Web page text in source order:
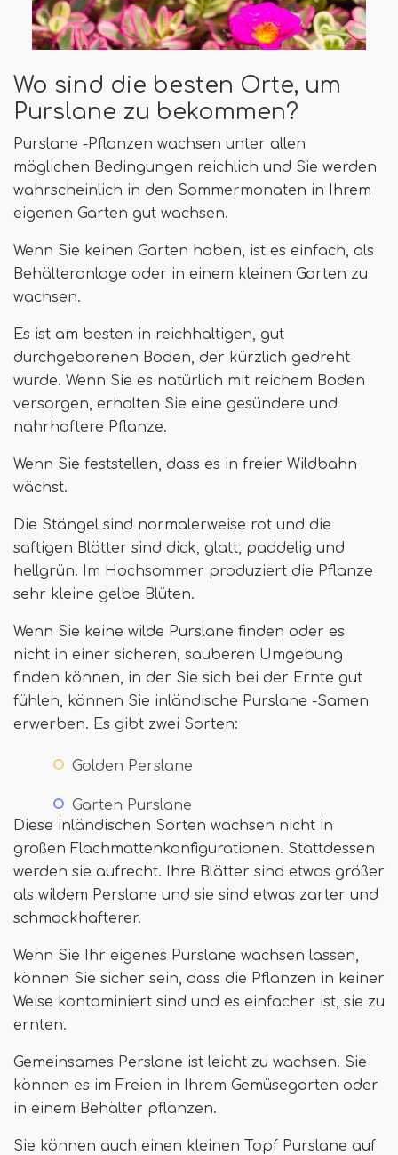
Wo sind die besten Orte, um
Purslane zu bekommen?
Purslane -Pflanzen wachsen unter allen
möglichen Bedingungen reichlich und Sie werden
wahrscheinlich in den Sommermonaten in Ihrem
eigenen Garten gut wachsen.
Wenn Sie keinen Garten haben, ist es einfach, als
Behälteranlage oder in einem kleinen Garten zu
wachsen.
Es ist am besten in reichhaltigen, gut
durchgeborenen Boden, der kürzlich gedreht
wurde. Wenn Sie es natürlich mit reichem Boden
versorgen, erhalten Sie eine gesündere und
nahrhaftere Pflanze.
Wenn Sie feststellen, dass es in freier Wildbahn
wächst.
Die Stängel sind normalerweise rot und die
saftigen Blätter sind dick, glatt, paddelig und
hellgrün. Im Hochsommer produziert die Pflanze
sehr kleine gelbe Blüten.
Wenn Sie keine wilde Purslane finden oder es
nicht in einer sicheren, sauberen Umgebung
finden können, in der Sie sich bei der Ernte gut
fühlen, können Sie inländische Purslane -Samen
erwerben. Es gibt zwei Sorten:
Golden Perslane
Garten Purslane
Diese inländischen Sorten wachsen nicht in
großen Flachmattenkonfigurationen. Stattdessen
werden sie aufrecht. Ihre Blätter sind etwas größer
als wildem Perslane und sie sind etwas zarter und
schmackhafterer.
Wenn Sie Ihr eigenes Purslane wachsen lassen,
können Sie sicher sein, dass die Pflanzen in keiner
Weise kontaminiert sind und es einfacher ist, sie zu
ernten.
Gemeinsames Perslane ist leicht zu wachsen. Sie
können es im Freien in Ihrem Gemüsegarten oder
in einem Behälter pflanzen.
Sie können auch einen kleinen Topf Purslane auf